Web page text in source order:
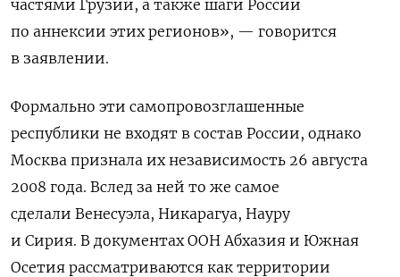
частями Грузии, а также шаги России
по аннексии этих регионов», — говорится
в заявлении.
Формально эти самопровозглашенные
республики не входят в состав России, однако
Москва признала их независимость 26 августа
2008 года. Вслед за ней то же самое
сделали Венесуэла, Никарагуа, Науру
и Сирия. В документахООН Абхазия и Южная
Осетия рассматриваются как территории